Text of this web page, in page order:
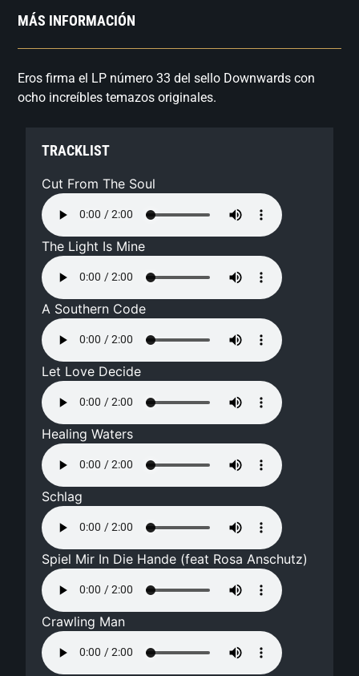
MÁS INFORMACIÓN
Eros firma el LP número 33 del sello Downwards con
ocho increíbles temazos originales.
TRACKLIST
Cut From The Soul
The Light Is Mine
A Southern Code
Let Love Decide
Healing Waters
Schlag
Spiel Mir In Die Hande (feat Rosa Anschutz)
Crawling Man